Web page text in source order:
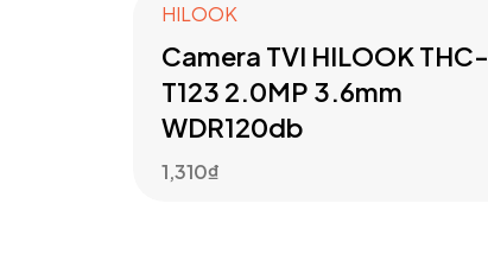
HILOOK
Camera TVI HILOOK THC-
T123 2.0MP 3.6mm
WDR120db
1,310₫